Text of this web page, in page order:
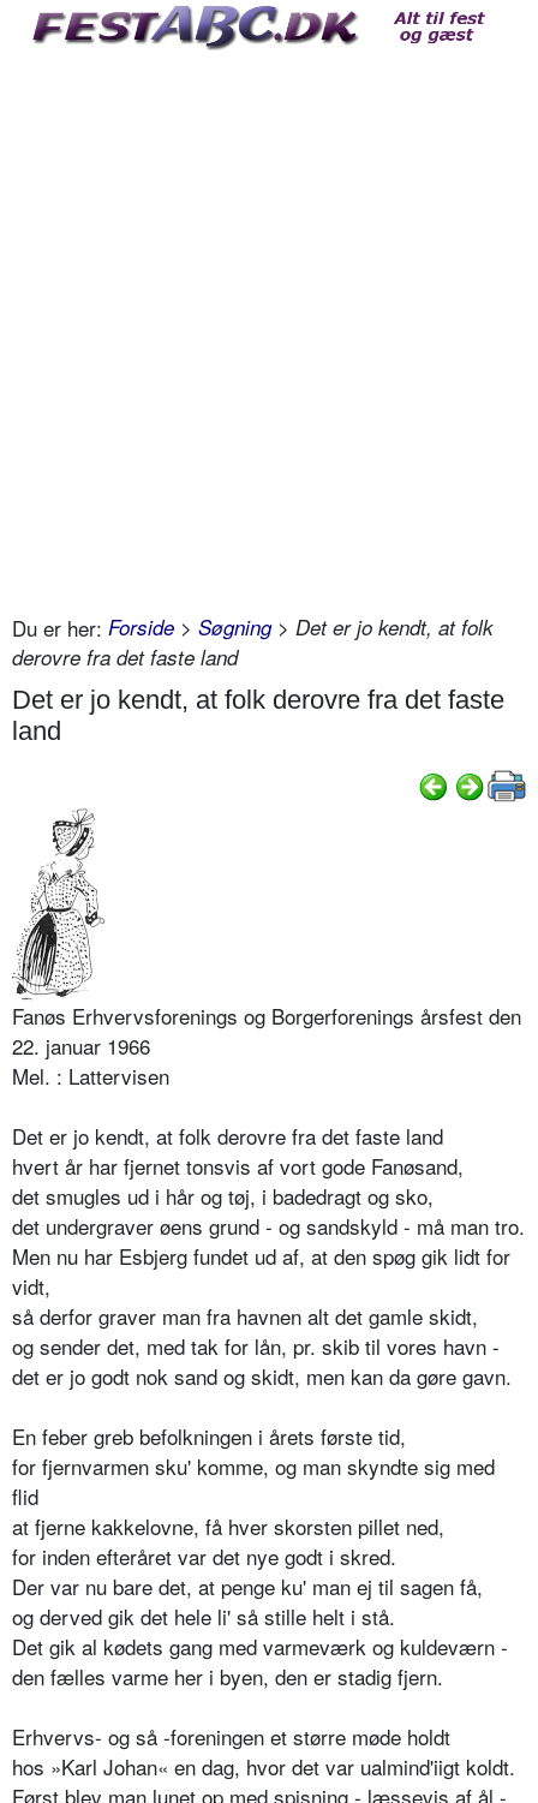
Du er her: Forside > Søgning> Det er jo kendt, at folk
derovre fra det faste land
Det er jo kendt, at folk derovre fra det faste
land
Fanøs Erhvervsforenings og Borgerforenings årsfest den
22. januar 1966
Mel. : Lattervisen
Det er jo kendt, at folk derovre fra det faste land
hvert år har fjernet tonsvis af vort gode Fanøsand,
det smugles ud i hår og tøj, i badedragt og sko,
det undergraver øens grund - og sandskyld - må man tro.
Men nu har Esbjerg fundet ud af, at den spøg gik lidt for
vidt,
så derfor graver man fra havnen alt det gamle skidt,
og sender det, med tak for lån, pr. skib til vores havn -
det er jo godt nok sand og skidt, men kan da gøre gavn.
En feber greb befolkningen i årets første tid,
for fjernvarmen sku' komme, og man skyndte sig med
flid
at fjerne kakkelovne, få hver skorsten pillet ned,
for inden efteråret var det nye godt i skred.
Der var nu bare det, at penge ku' man ej til sagen få,
og derved gik det hele li' så stille helt i stå.
Det gik al kødets gang med varmeværk og kuldeværn -
den fælles varme her i byen, den er stadig fjern.
Erhvervs- og så -foreningen et større møde holdt
hos »Karl Johan« en dag, hvor det var ualmind'iigt koldt.
Først blev man lunet op med spisning - læssevis af ål -